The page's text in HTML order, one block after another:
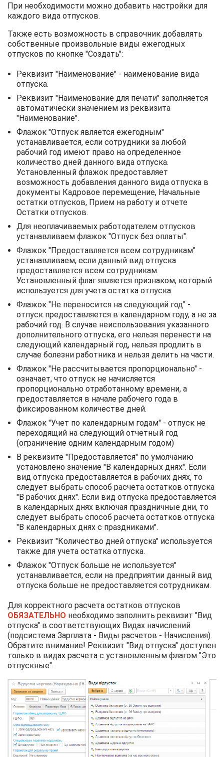
При необходимости можно добавить настройки для
каждого вида отпусков.
Также есть возможность в справочник добавлять
собственные произвольные виды ежегодных
отпусков по кнопке "Создать":
Реквизит "Наименование" - наименование вида
отпуска.
Реквизит "Наименование для печати" заполняется
автоматически значением из реквизита
"Наименование".
Флажок "Отпуск является ежегодным"
устанавливается, если сотрудники за любой
рабочий год имеют право на определенное
количество дней данного вида отпуска.
Установленный флажок предоставляет
возможность добавления данного вида отпуска в
документы Кадровое перемещение, Начальные
остатки отпусков, Прием на работу и отчете
Остатки отпусков.
Для неоплачиваемых работодателем отпусков
устанавливаем флажок "Отпуск без оплаты".
Флажок "Предоставляется всем сотрудникам"
устанавливаем, если данный вид отпуска
предоставляется всем сотрудникам.
Установленный флаг является признаком, который
используется для учета остатка отпуска.
Флажок "Не переносится на следующий год" -
отпуск предоставляется в календарном году, а не за
рабочий год. В случае неиспользования указанного
дополнительного отпуска, его нельзя перенести на
следующий календарный год, нельзя продлить в
случае болезни работника и нельзя делить на части.
Флажок "Не рассчитывается пропорционально" -
означает, что отпуск не начисляется
пропорционально отработанному времени, а
предоставляется в начале рабочего года в
фиксированном количестве дней.
Флажок "Учет по календарным годам" - отпуск не
переходящий на следующий отчетный год
(ограничение одним календарным годом)
В реквизите "Предоставляется" по умолчанию
установлено значение "В календарных днях". Если
вид отпуска предоставляется в рабочих днях, то
следует выбрать способ расчета остатков отпуска
"В рабочих днях". Если вид отпуска предоставляется
в календарных днях включая праздничные дни, то
следует выбрать способ расчета остатков отпуска
"В календарных днях с праздниками".
Реквизит "Количество дней отпуска" используется
также для учета остатка отпуска.
Флажок "Отпуск больше не используется"
устанавливается, если на предприятии данный вид
отпуска больше не предоставляется сотрудникам.
Для корректного расчета остатков отпусков
ОБЯЗАТЕЛЬНО необходимо заполнить реквизит "Вид
отпуска" в соответствующих Видах начислений
(подсистема Зарплата - Виды расчетов - Начисления).
Обратите внимание! Реквизит "Вид отпуска" доступен
только в видах расчета с установленным флагом "Это
отпускные".